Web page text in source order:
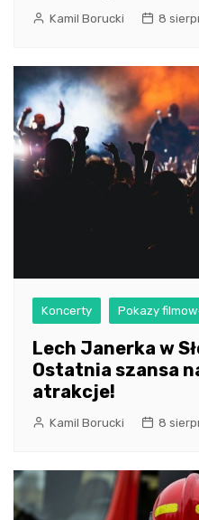
Kamil Borucki 8
Koncerty Pokazy
Lech Janerka w
Ostatnia szansa
atrakcje!
Kamil Borucki 8